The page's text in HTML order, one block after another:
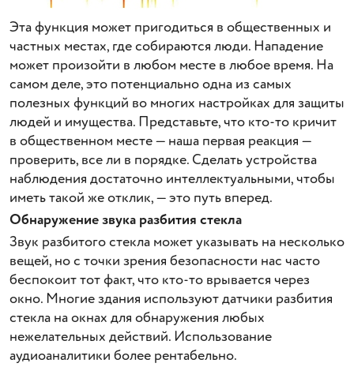
Эта функция может пригодиться в общественных и
частных местах, где собираются люди. Нападение
может произойти в любом месте в любое время. На
самом деле, это потенциально одна из самых
полезных функций во многих настройках для защиты
людей и имущества. Представьте, что кто-то кричит
в общественном месте — наша первая реакция —
проверить, все ли в порядке. Сделать устройства
наблюдения достаточно интеллектуальными, чтобы
иметь такой же отклик, — это путь вперед.
Обнаружение звука разбития стекла
Звук разбитого стекла может указывать на несколько
вещей, но с точки зрения безопасности нас часто
беспокоит тот факт, что кто-то врывается через
окно. Многие здания используют датчики разбития
стекла на окнах для обнаружения любых
нежелательных действий. Использование
аудиоаналитики более рентабельно.